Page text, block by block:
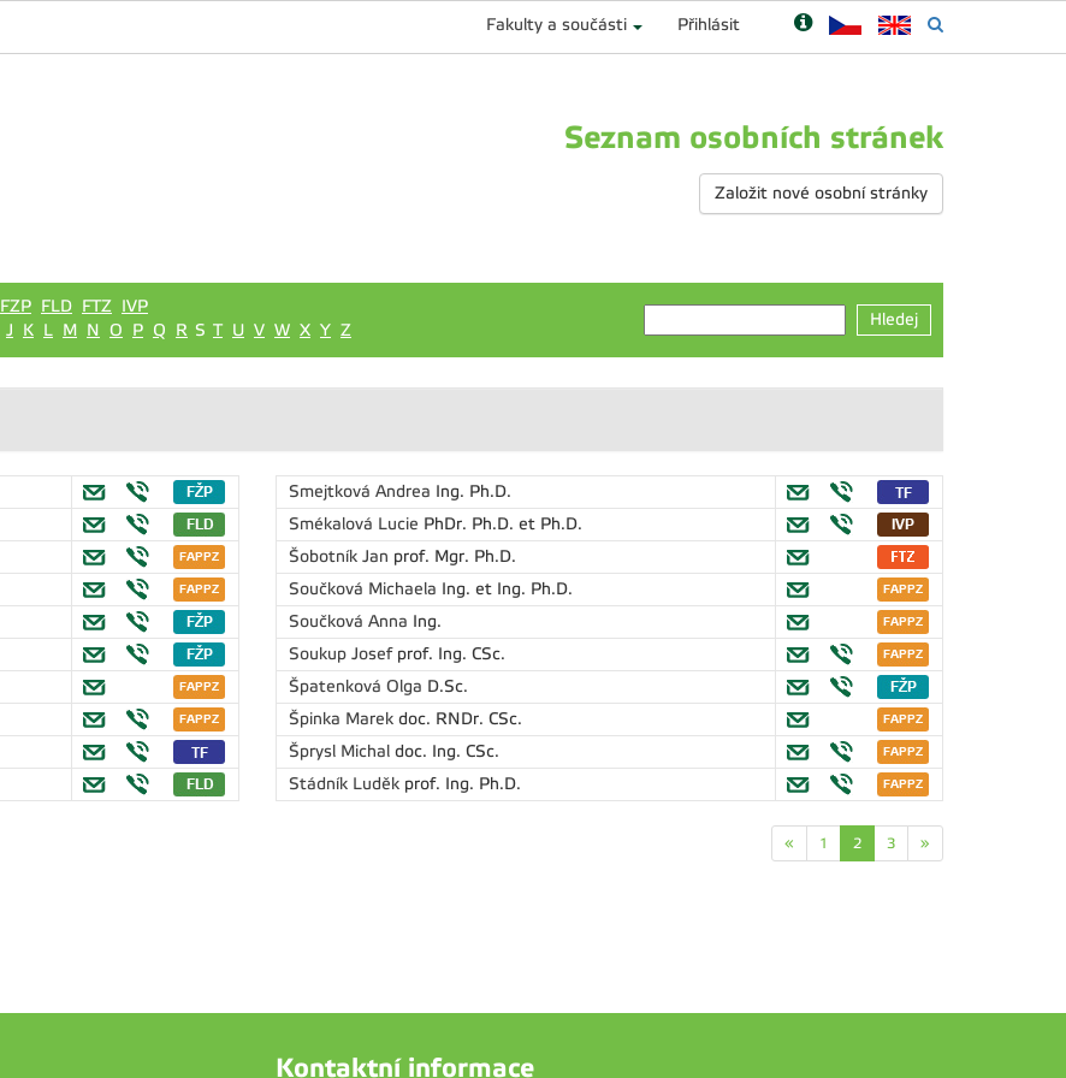
Fakulty a součásti Přihlásit
Seznam osobních stránek
Založit nové osobní stránky
FZP FLD FTZ IVP
J K L M N O P Q R S T U V W X Y Z
Hledej
Smejtková Andrea Ing. Ph.D.
Smékalová Lucie PhDr. Ph.D. et Ph.D.
Šobotník Jan prof. Mgr. Ph.D.
Součková Michaela Ing. et Ing. Ph.D.
Součková Anna Ing.
Soukup Josef prof. Ing. CSc.
Špatenková Olga D.Sc.
Špinka Marek doc. RNDr. CSc.
Šprysl Michal doc. Ing. CSc.
Stádník Luděk prof. Ing. Ph.D.
«
1 2 3 »
Kontaktní informace